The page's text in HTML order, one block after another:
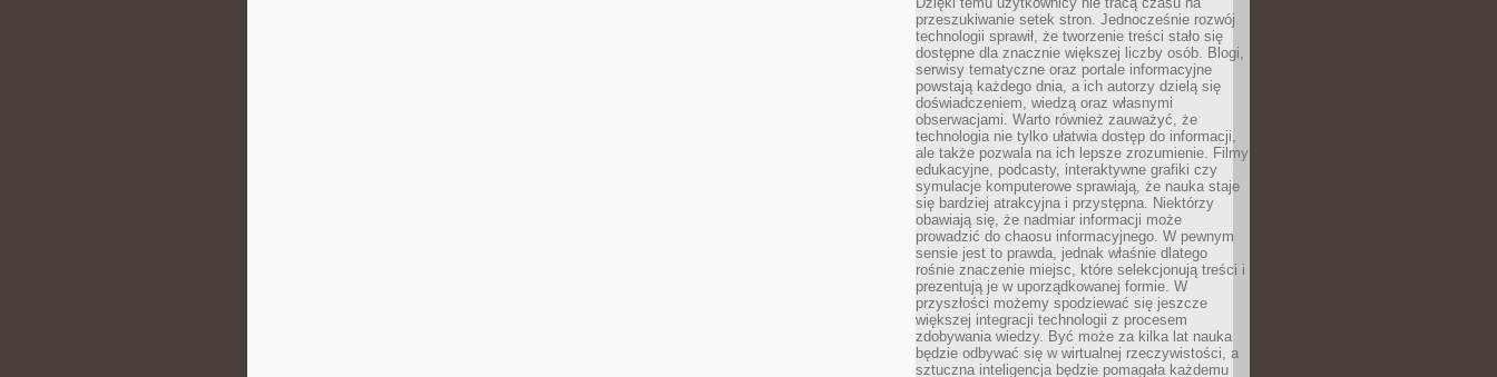
przeszukiwanie setek stron. Jednocześnie rozwój
technologii sprawił, że tworzenie treści stało się
dostępne dla znacznie większej liczby osób. Blogi,
serwisy tematyczne oraz portale informacyjne
powstają każdego dnia, a ich autorzy dzielą się
doświadczeniem, wiedzą oraz własnymi
obserwacjami. Warto również zauważyć, że
technologia nie tylko ułatwia dostęp do informacji,
ale także pozwala na ich lepsze zrozumienie. Filmy
edukacyjne, podcasty, interaktywne grafiki czy
symulacje komputerowe sprawiają, że nauka staje
się bardziej atrakcyjna i przystępna. Niektórzy
obawiają się, że nadmiar informacji może
prowadzić do chaosu informacyjnego. W pewnym
sensie jest to prawda, jednak właśnie dlatego
rośnie znaczenie miejsc, które selekcjonują treści i
prezentują je w uporządkowanej formie. W
przyszłości możemy spodziewać się jeszcze
większej integracji technologii z procesem
zdobywania wiedzy. Być może za kilka lat nauka
będzie odbywać się w wirtualnej rzeczywistości, a
sztuczna inteligencja będzie pomagała każdemu